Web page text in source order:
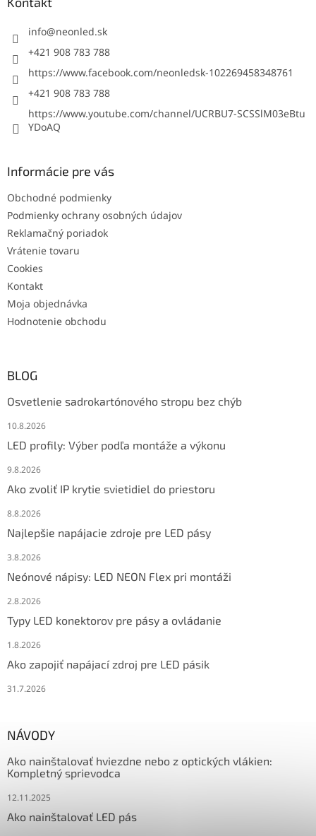
info@neonled.sk
+421 908 783 788
https://www.facebook.com/neonledsk-102269458348761
+421 908 783 788
https://www.youtube.com/channel/UCRBU7-SCSSlM03eBtu
YDoAQ
Informácie pre vás
Obchodné podmienky
Podmienky ochrany osobných údajov
Reklamačný poriadok
Vrátenie tovaru
Cookies
Kontakt
Moja objednávka
Hodnotenie obchodu
BLOG
Osvetlenie sadrokartónového stropu bez chýb
10.8.2026
LED profily: Výber podľa montáže a výkonu
9.8.2026
Ako zvoliť IP krytie svietidiel do priestoru
8.8.2026
Najlepšie napájacie zdroje pre LED pásy
3.8.2026
Neónové nápisy: LED NEON Flex pri montáži
2.8.2026
Typy LED konektorov pre pásy a ovládanie
1.8.2026
Ako zapojiť napájací zdroj pre LED pásik
31.7.2026
NÁVODY
Ako nainštalovať hviezdne nebo z optických vlákien:
Kompletný sprievodca
12.11.2025
Ako nainštalovať LED pás